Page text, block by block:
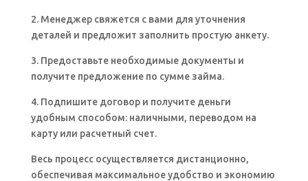
2. Менеджер свяжется с вами для уточнения
деталей и предложит заполнить простую анкету.
3. Предоставьте необходимые документы и
получите предложение по сумме займа.
4. Подпишите договор и получите деньги
удобным способом: наличными, переводом на
карту или расчетный счет.
Весь процесс осуществляется дистанционно,
обеспечивая максимальное удобство и экономию